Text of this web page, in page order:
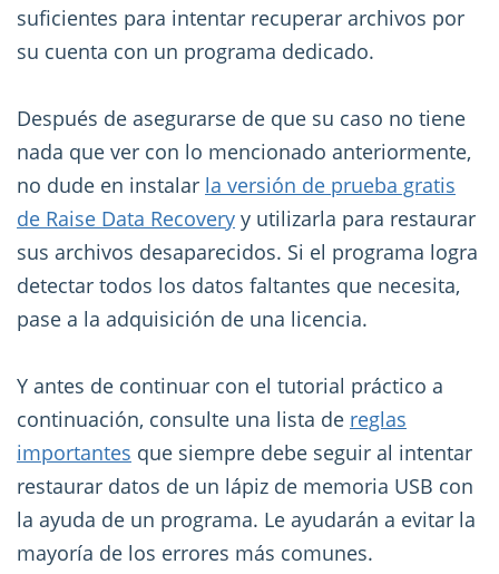
suficientes para intentar recuperar archivos por
su cuenta con un programa dedicado.
Después de asegurarse de que su caso no tiene
nada que ver con lo mencionado anteriormente,
no dude en instalar la versión de prueba gratis
de Raise Data Recovery y utilizarla para restaurar
sus archivos desaparecidos. Si el programa logra
detectar todos los datos faltantes que necesita,
pase a la adquisición de una licencia.
Y antes de continuar con el tutorial práctico a
continuación, consulte una lista de reglas
importantes que siempre debe seguir al intentar
restaurar datos de un lápiz de memoria USB con
la ayuda de un programa. Le ayudarán a evitar la
mayoría de los errores más comunes.